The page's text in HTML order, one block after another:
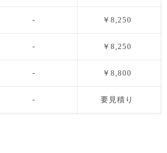
- ￥8,250
- ￥8,250
- ￥8,800
- 要見積り